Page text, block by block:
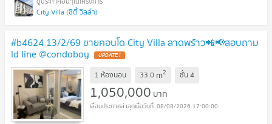
City Villa (ซิตี้ วิลล่า)
#b4624 13/2/69 ขายคอนโด City Villa ลาดพร้าว📲📢สอบถาม
ld line @condoboy UPDATE !
1 ห้องนอน 33.0 m2 ชั้น4
1,050,000 บาท
08/08/2026 17:00:00